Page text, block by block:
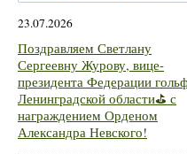
23.07.2026
Поздравляем Светлану
Сергеевну Журову, вице-
президента Федерации
Ленинградской области⛳ с
награждением Орденом
Александра Невского!